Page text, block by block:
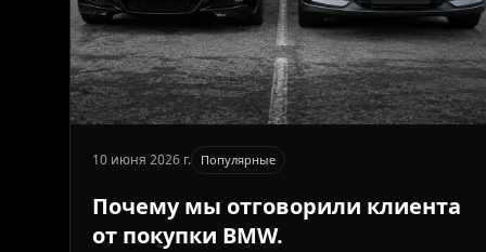
10 июня 2026 г. Популярные
Почему мы отговорили клиента
от покупки BMW.